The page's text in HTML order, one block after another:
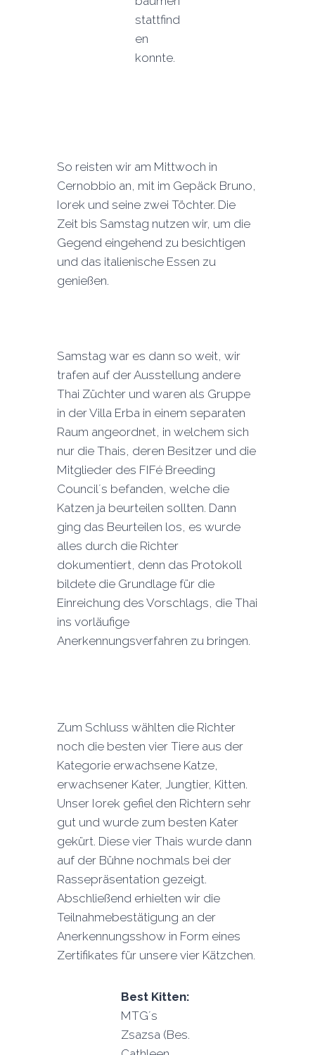
stattfind
en
konnte.
So reisten wir am Mittwoch in
Cernobbio an, mit im Gepäck Bruno,
Iorek und seine zwei Töchter. Die
Zeit bis Samstag nutzen wir, um die
Gegend eingehend zu besichtigen
und das italienische Essen zu
genießen.
Samstag war es dann so weit, wir
trafen auf der Ausstellung andere
Thai Züchter und waren als Gruppe
in der Villa Erba in einem separaten
Raum angeordnet, in welchem sich
nur die Thais, deren Besitzer und die
Mitglieder des FIFé Breeding
Council´s befanden, welche die
Katzen ja beurteilen sollten. Dann
ging das Beurteilen los, es wurde
alles durch die Richter
dokumentiert, denn das Protokoll
bildete die Grundlage für die
Einreichung des Vorschlags, die Thai
ins vorläufige
Anerkennungsverfahren zu bringen.
Zum Schluss wählten die Richter
noch die besten vier Tiere aus der
Kategorie erwachsene Katze,
erwachsener Kater, Jungtier, Kitten.
Unser Iorek gefiel den Richtern sehr
gut und wurde zum besten Kater
gekürt. Diese vier Thais wurde dann
auf der Bühne nochmals bei der
Rassepräsentation gezeigt.
Abschließend erhielten wir die
Teilnahmebestätigung an der
Anerkennungsshow in Form eines
Zertifikates für unsere vier Kätzchen.
Best Kitten:
MTG´s
Zsazsa (Bes.